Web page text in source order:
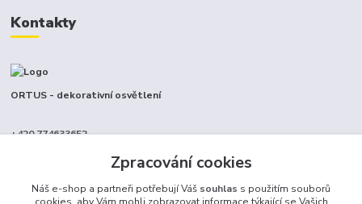
Kontakty
ORTUS - dekorativní osvětlení
+420 774633652
Zpracování cookies
Náš e-shop a partneři potřebují Váš souhlas s použitím souborů
cookies, aby Vám mohli zobrazovat informace týkající se Vašich